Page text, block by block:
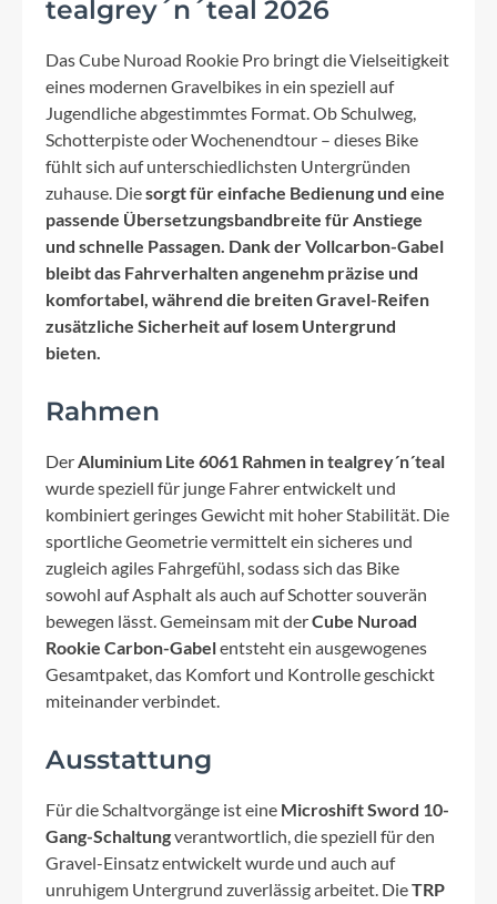
tealgrey´n´teal 2026
Das Cube Nuroad Rookie Pro bringt die Vielseitigkeit
eines modernen Gravelbikes in ein speziell auf
Jugendliche abgestimmtes Format. Ob Schulweg,
Schotterpiste oder Wochenendtour – dieses Bike
fühlt sich auf unterschiedlichsten Untergründen
zuhause. Diesorgt für einfache Bedienung und eine
passende Übersetzungsbandbreite für Anstiege
und schnelle Passagen. Dank derVollcarbon-Gabel
bleibt das Fahrverhalten angenehm präzise und
komfortabel, während die breiten Gravel-Reifen
zusätzliche Sicherheit auf losem Untergrund
bieten.
Rahmen
DerAluminium Lite 6061 Rahmen in tealgrey´n´teal
wurde speziell für junge Fahrer entwickelt und
kombiniert geringes Gewicht mit hoher Stabilität. Die
sportliche Geometrie vermittelt ein sicheres und
zugleich agiles Fahrgefühl, sodass sich das Bike
sowohl auf Asphalt als auch auf Schotter souverän
bewegen lässt. Gemeinsam mit derCube Nuroad
Rookie Carbon-Gabelentsteht ein ausgewogenes
Gesamtpaket, das Komfort und Kontrolle geschickt
miteinander verbindet.
Ausstattung
Für die Schaltvorgänge ist eine Microshift Sword 10-
Gang-Schaltungverantwortlich, die speziell für den
Gravel-Einsatz entwickelt wurde und auch auf
unruhigem Untergrund zuverlässig arbeitet. DieTRP